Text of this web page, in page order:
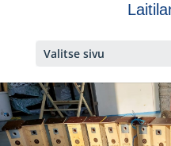
Valitse sivu